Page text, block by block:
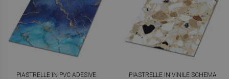
PIASTRELLE IN PVC ADESIVE
PIASTRELLE IN VINILE SCHEMA